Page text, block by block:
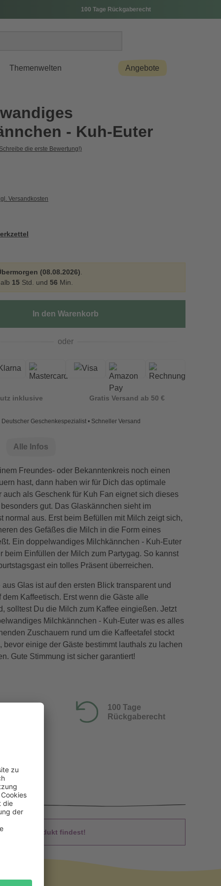
100 Tage Rückgaberecht
Themenwelten Angebote
- Kuh-Euter
die erste Bewertung!)
Versandkosten
(08.08.2026)
15 Std. und 56 Min.
In den Warenkorb
oder
inklusive Gratis Versand ab 50 €
Deutscher Geschenkespezialist • Schneller Versand
Alle Infos
Freundes- oder Bekanntenkreis noch einen
hast, dann haben wir für Dich das optimale
auch als Geschenk für Kuh Fan eignet sich dieses
gut. Das Glaskännchen sieht im
normal aus. Erst beim Befüllen mit Milch zeigt sich,
des Gefäßes die Milch in die Form eines
Ein doppelwandiges Milchkännchen - Kuh-Euter
beim Einfüllen der Milch zum Partygag. So kannst
ein tolles Präsent überreichen.
Glas ist auf den ersten Blick transparent und
dem Kaffeetisch. Erst wenn die Gäste alle
solltest Du die Milch zum Kaffee eingießen. Jetzt
Milchkännchen - Kuh-Euter was es alles
Zuschauern rund um die Kaffeetafel stockt
bevor einige der Gäste bestimmt lauthals zu lachen
Gute Stimmung ist sicher garantiert!
100 Tage
Rückgaberecht
Du das Produkt findest!